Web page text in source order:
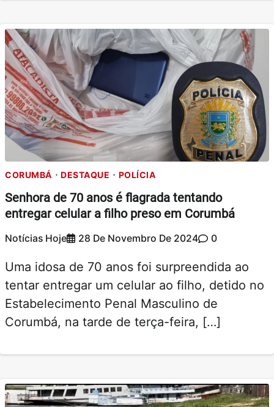
CORUMBÁ DESTAQUE POLÍCIA
Senhora de 70 anos é flagrada tentando
entregar celular a filho preso em Corumbá
Notícias Hoje 28 De Novembro De 2024 0
Uma idosa de 70 anos foi surpreendida ao
tentar entregar um celular ao filho, detido no
Estabelecimento Penal Masculino de
Corumbá, na tarde de terça-feira, […]